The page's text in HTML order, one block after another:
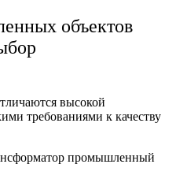
объектов
высокой
требованиями к качеству
промышленный